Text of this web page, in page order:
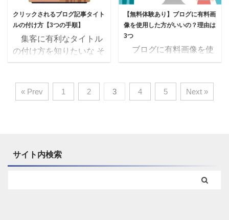
る価値はあります。 ど
んなデメリットとメリッ
トがあるのか、見ていき
ましょう！ ブログのデ
メリットは4つ（とはい
メリットからです。 1記
（無料） 運営者に連絡
する必要があるユーザー
を迷わせないために、お
ることは重要です。 お
アドセンスの審査も通り
クリックされるブログ記事タイト
ルの付け方【3つの手順】
集客に有利なタイトル
の付け方を知りたいな そ
れと、タイトルを決める
具体的な手順を知りたい
な こんな人は、本記事
は3つの手順でOK タイ
トル3つの手順 SEOキー
【無料体験あり】ブログに有料画
像を使用した方がいいの？理由は
3つ
ブログに有料画像を使
用すべきでしょうか？ 実
知りたいな 私も過去に
うべき3つの理由 ブログ
« Prev 1 2 3 4 5 Next »
サイト内検索